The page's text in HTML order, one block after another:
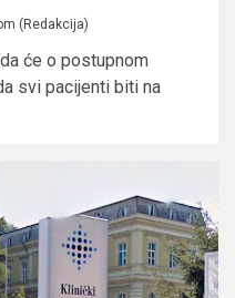
(Redakcija)
će o postupnom
svi pacijenti biti na